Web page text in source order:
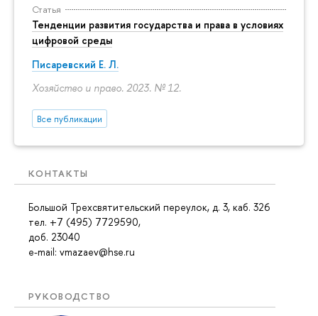
Статья
Тенденции развития государства и права в условиях
цифровой среды
Писаревский Е. Л.
Хозяйство и право. 2023. № 12.
Все публикации
КОНТАКТЫ
Большой Трехсвятительский переулок, д. 3, каб. 326
тел. +7 (495) 7729590,
доб. 23040
e-mail: vmazaev@hse.ru
РУКОВОДСТВО